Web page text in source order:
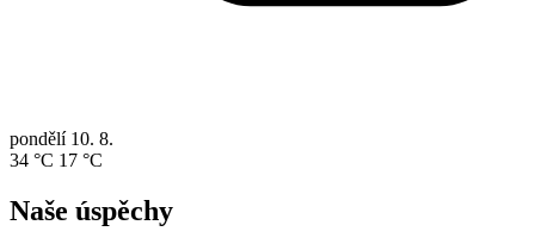
pondělí 10. 8.
34 °C 17 °C
Naše úspěchy